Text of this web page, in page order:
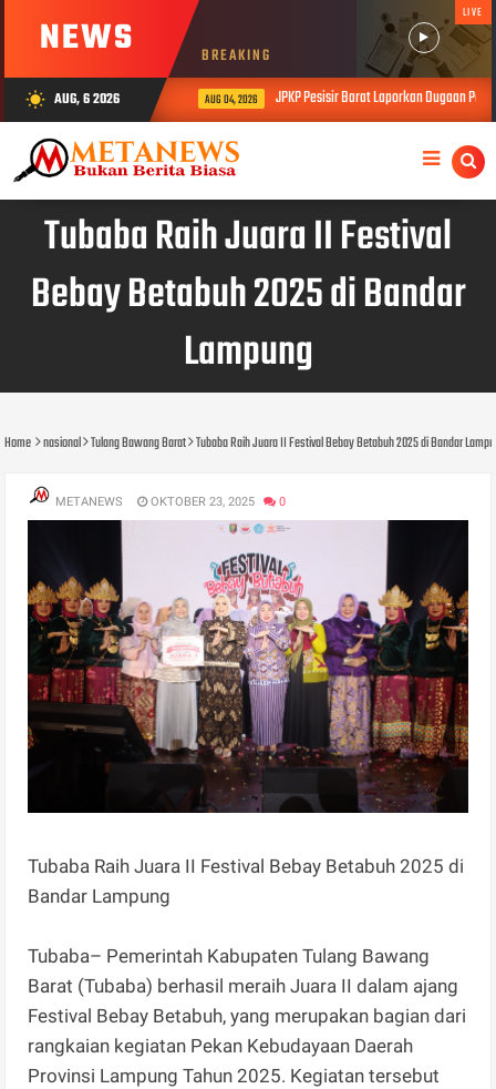
NEWS BREAKING
LIVE
wb_sunny AUG, 6 2026 AUG 04, 2026 JPKP Pesisir Barat Laporkan Dugaan
Tubaba Raih Juara II Festival
Bebay Betabuh 2025 di Bandar
Lampung
Home nasional Tulang Bawang Barat Tubaba Raih Juara II Festival Bebay Betabuh 2025 di Bandar
METANEWS OKTOBER 23, 2025 0
Tubaba Raih Juara II Festival Bebay Betabuh 2025 di
Bandar Lampung
Tubaba– Pemerintah Kabupaten Tulang Bawang
Barat (Tubaba) berhasil meraih Juara II dalam ajang
Festival Bebay Betabuh, yang merupakan bagian dari
rangkaian kegiatan Pekan Kebudayaan Daerah
Provinsi Lampung Tahun 2025. Kegiatan tersebut